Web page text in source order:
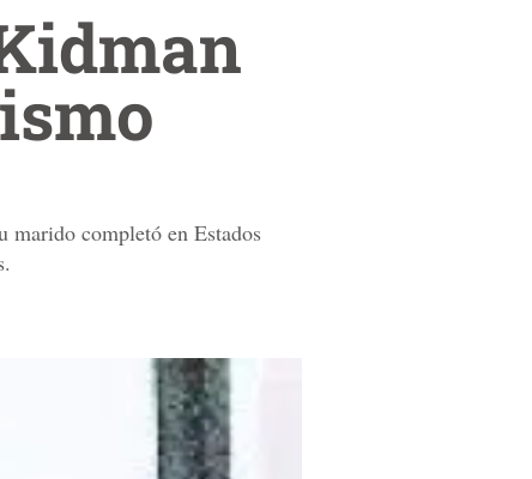
marido completó en Estados